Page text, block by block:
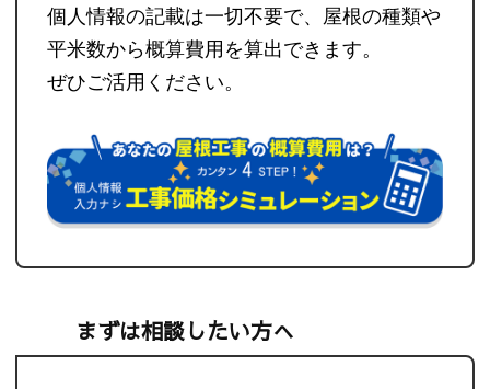
個人情報の記載は一切不要で、屋根の種類や
平米数から概算費用を算出できます。
ぜひご活用ください。
まずは相談したい方へ